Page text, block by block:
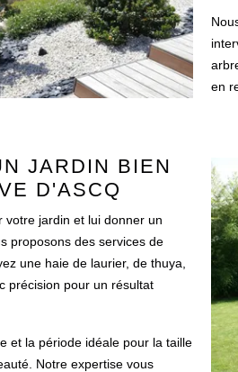
en
JARDIN BIEN
D'ASCQ
votre jardin et lui donner un
proposons des services de
une haie de laurier, de thuya,
précision pour un résultat
et la période idéale pour la taille
Notre expertise vous